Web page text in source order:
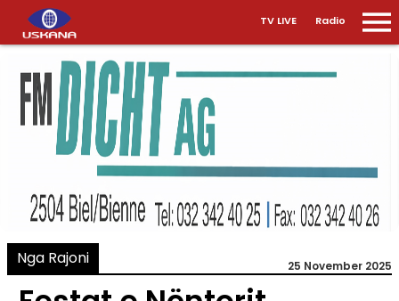
TV LIVE Radio
Nga Rajoni 25 November 2025